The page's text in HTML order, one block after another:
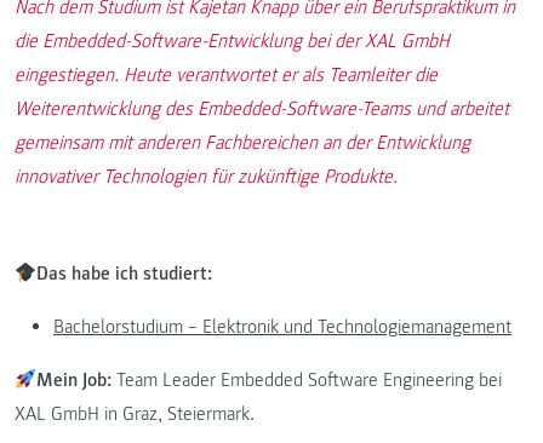
Nach dem Studium ist Kajetan Knapp über ein Berufspraktikum in
die Embedded-Software-Entwicklung bei der XAL GmbH
eingestiegen. Heute verantwortet er als Teamleiter die
Weiterentwicklung des Embedded-Software-Teams und arbeitet
gemeinsam mit anderen Fachbereichen an der Entwicklung
innovativer Technologien für zukünftige Produkte.
Das habe ich studiert:
Bachelorstudium – Elektronik und Technologiemanagement
Mein Job:Team Leader Embedded Software Engineering bei
XAL GmbH in Graz, Steiermark.